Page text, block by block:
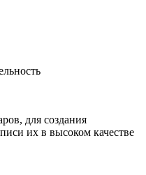
для создания
их в высоком качестве